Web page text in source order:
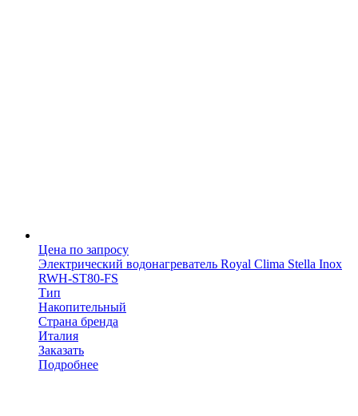
Цена по запросу
Электрический водонагреватель Royal Clima Stella Inox
RWH-ST80-FS
Тип
Накопительный
Страна бренда
Италия
Заказать
Подробнее